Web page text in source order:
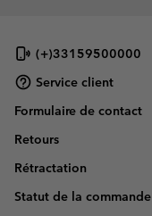
(+)33159500000
Service client
Formulaire de contact
Retours
Rétractation
Statut de la commande